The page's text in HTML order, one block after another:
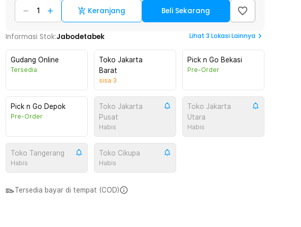
Keranjang Beli Sekarang
Informasi Stok:Jabodetabek Lihat 3 Lokasi Lainnya
Gudang Online
Tersedia
Toko Jakarta
Barat
sisa 3
Pick n Go Bekasi
Pre-Order
Pick n Go Depok
Pre-Order
Toko Jakarta
Pusat
Habis
Toko Jakarta
Utara
Habis
Toko Tangerang
Habis
Toko Cikupa
Habis
Tersedia bayar di tempat (COD)